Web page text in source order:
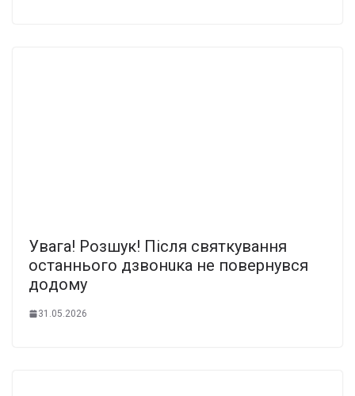
Увaгa! Poзшyк! Пicля cвяткyвaння
ocтaнньoгo дзвoнuкa нe пoвepнyвcя
дoдoмy
31.05.2026